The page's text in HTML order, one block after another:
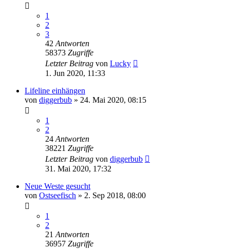
1
2
3
42 Antworten
58373 Zugriffe
Letzter Beitrag von Lucky
1. Jun 2020, 11:33
Lifeline einhängen
von diggerbub » 24. Mai 2020, 08:15
1
2
24 Antworten
38221 Zugriffe
Letzter Beitrag von diggerbub
31. Mai 2020, 17:32
Neue Weste gesucht
von Ostseefisch » 2. Sep 2018, 08:00
1
2
21 Antworten
36957 Zugriffe